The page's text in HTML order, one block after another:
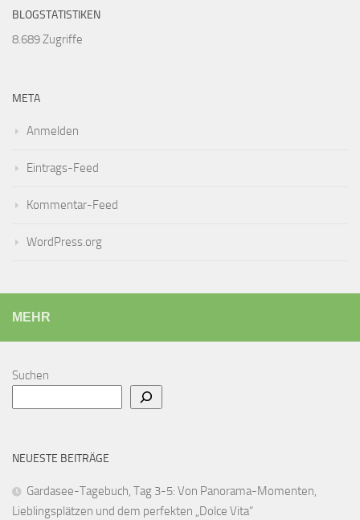
BLOGSTATISTIKEN
8.689 Zugriffe
META
Anmelden
Eintrags-Feed
Kommentar-Feed
WordPress.org
MEHR
Suchen
NEUESTE BEITRÄGE
Gardasee-Tagebuch, Tag 3-5: Von Panorama-Momenten,
Lieblingsplätzen und dem perfekten „Dolce Vita“